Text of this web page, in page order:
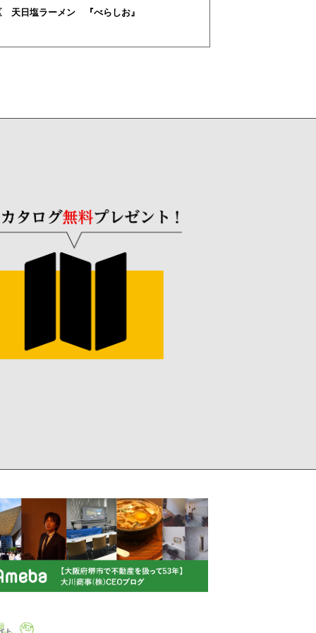
天日塩ラーメン 『べらしお』